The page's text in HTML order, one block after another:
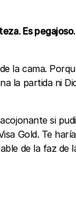
Es pegajoso.
la cama.
la partida ni
si
Gold. Te
de la faz de